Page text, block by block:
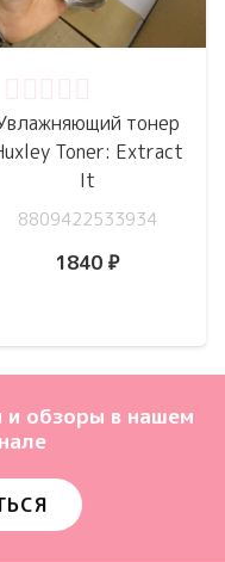
тонер
Toner: Extract
It
8809422533934
1840 ₽
и обзоры в нашем